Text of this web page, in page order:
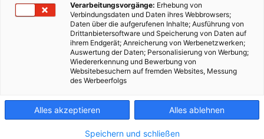
Verarbeitungsvorgänge: Erhebung von
Verbindungsdaten und Daten ihres Webbrowsers;
Daten über die aufgerufenen Inhalte; Ausführung von
Drittanbietersoftware und Speicherung von Daten auf
ihrem Endgerät; Anreicherung von Werbenetzwerken;
Auswertung der Daten; Personalisierung von Werbung;
Wiedererkennung und Bewerbung von
Websitebesuchern auf fremden Websites, Messung
des Werbeerfolgs
Alles akzeptieren Alles ablehnen
Speichern und schließen